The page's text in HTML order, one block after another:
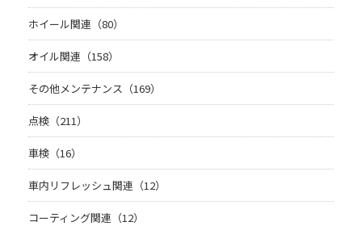
ホイール関連（80）
オイル関連（158）
その他メンテナンス（169）
点検（211）
車検（16）
車内リフレッシュ関連（12）
コーティング関連（12）